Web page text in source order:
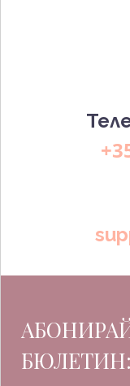
БЮЛЕТИН: